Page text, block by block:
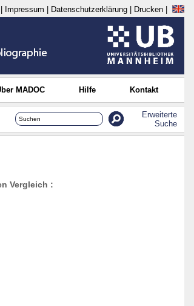
Impressum Datenschutzerklärung Drucken
MADOC Hilfe Kontakt
Erweiterte
Suche
Vergleich :